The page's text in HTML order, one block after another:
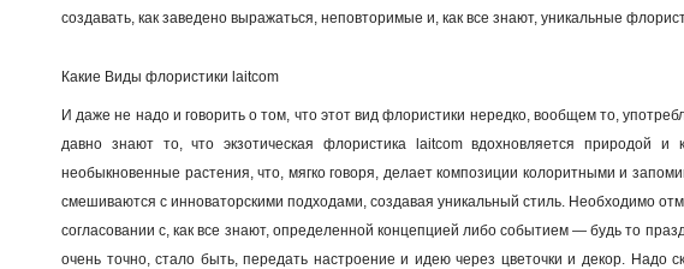
создавать, как заведено выражаться, неповторимые и, как все знают, уникальные
Какие Виды флористики laitcom
И даже не надо и говорить о том, что этот вид флористики нередко, вообщем то,
давно знают то, что экзотическая флористика laitcom вдохновляется природой и
необыкновенные растения, что, мягко говоря, делает композиции колоритными и
смешиваются с инноваторскими подходами, создавая уникальный стиль. Необходимо
согласовании с, как все знают, определенной концепцией либо событием — будь то
очень точно, стало быть, передать настроение и идею через цветочки и декор. Надо